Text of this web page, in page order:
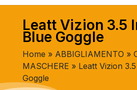
Leatt Vizion 3.5
Blue Goggle
Home » ABBIGLIAMENTO »
MASCHERE » Leatt Vizion
Goggle